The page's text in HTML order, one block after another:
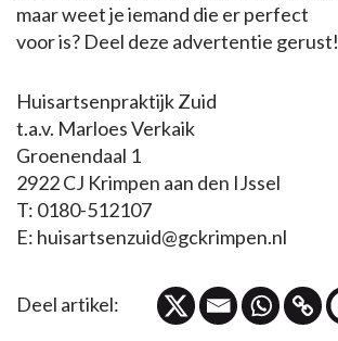
maar weet je iemand die er perfect
voor is? Deel deze advertentie gerust!
Huisartsenpraktijk Zuid
t.a.v. Marloes Verkaik
Groenendaal 1
2922 CJ Krimpen aan den IJssel
T: 0180-512107
E: huisartsenzuid@gckrimpen.nl
Deel artikel: